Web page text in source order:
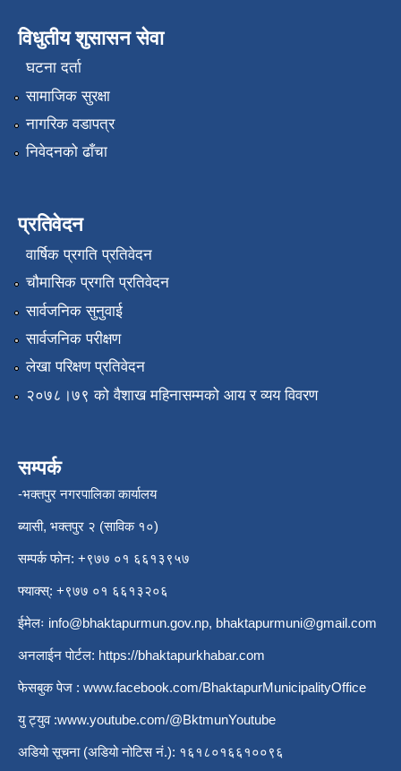
विधुतीय शुसासन सेवा
घटना दर्ता
सामाजिक सुरक्षा
नागरिक वडापत्र
निवेदनको ढाँचा
प्रतिवेदन
वार्षिक प्रगति प्रतिवेदन
चौमासिक प्रगति प्रतिवेदन
सार्वजनिक सुनुवाई
सार्वजनिक परीक्षण
लेखा परिक्षण प्रतिवेदन
२०७८।७९ को वैशाख महिनासम्मको आय र व्यय विवरण
सम्पर्क
-भक्तपुर नगरपालिका कार्यालय
ब्यासी, भक्तपुर २ (साविक १०)
सम्पर्क फोन: +९७७ ०१ ६६१३९५७
फ्याक्स्: +९७७ ०१ ६६१३२०६
ईमेलः info@bhaktapurmun.gov.np, bhaktapurmuni@gmail.com
अनलाईन पोर्टल: https://bhaktapurkhabar.com
फेसबुक पेज : www.facebook.com/BhaktapurMunicipalityOffice
यु ट्युव :www.youtube.com/@BktmunYoutube
अडियो सूचना (अडियो नोटिस नं.): १६१८०१६६१००९६